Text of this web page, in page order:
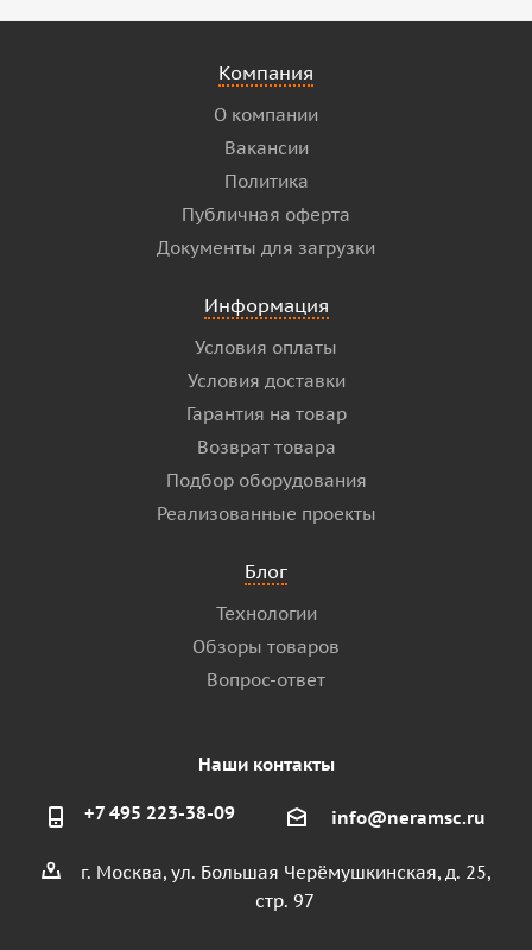
Компания
О компании
Вакансии
Политика
Публичная оферта
Документы для загрузки
Информация
Условия оплаты
Условия доставки
Гарантия на товар
Возврат товара
Подбор оборудования
Реализованные проекты
Блог
Технологии
Обзоры товаров
Вопрос-ответ
Наши контакты
+7 495 223-38-09 info@neramsc.ru
г. Москва, ул. Большая Черёмушкинская, д. 25,
стр. 97